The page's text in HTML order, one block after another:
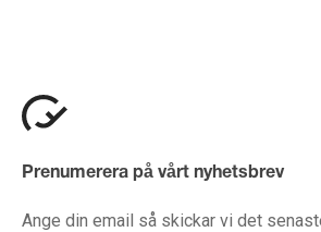
Prenumerera på vårt nyhetsbrev
Ange din email så skickar vi det